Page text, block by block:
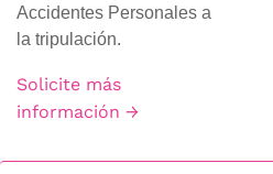
Accidentes Personales a
la tripulación.
Solicite más
información →